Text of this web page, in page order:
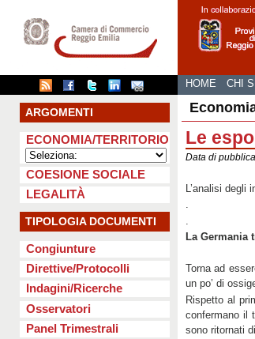
HOME CHI
ARGOMENTI
ECONOMIA/TERRITORIO
COESIONE SOCIALE
LEGALITÀ
TIPOLOGIA DOCUMENTI
Congiunture
Direttive/Protocolli
Indagini/Ricerche
Osservatori
Panel Trimestrali
Le
Data di
L’analisi degli
.
La Germania
Torna ad
un po’ di
Rispetto al
confermano il
sono ritornati